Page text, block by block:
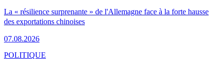
La « résilience surprenante » de l'Allemagne face à la forte hausse
des exportations chinoises
07.08.2026
POLITIQUE